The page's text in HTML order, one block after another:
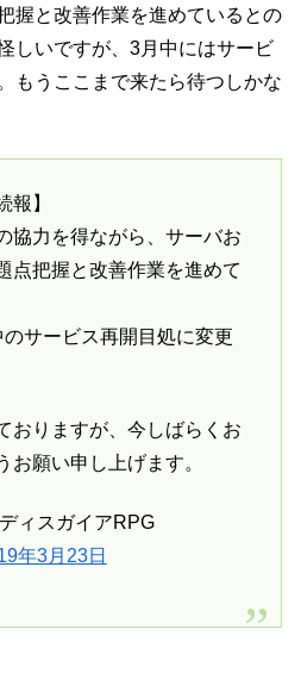
握と改善作業を進めているとの
しいですが、3月中にはサービ
もうここまで来たら待つしかな
報】
協力を得ながら、サーバお
点把握と改善作業を進めて
サービス再開目処に変更
おりますが、今しばらくお
お願い申し上げます。
ィスガイアRPG
年3月23日